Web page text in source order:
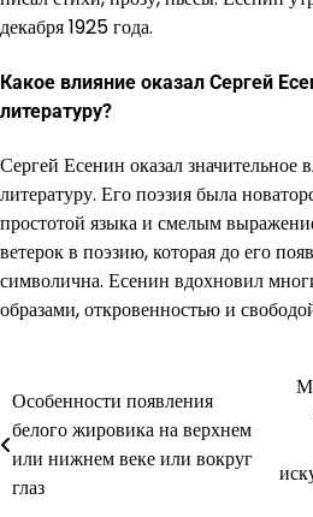
декабря 1925 года.
Какое влияние оказал Сергей
литературу?
Сергей Есенин оказал значительное
литературу. Его поэзия была
простотой языка и смелым
ветерок в поэзию, которая до его
символична. Есенин вдохновил
образами, откровенностью и
Навигация
по
записям
Особенности появления
белого жировика на верхнем
или нижнем веке или вокруг
глаз